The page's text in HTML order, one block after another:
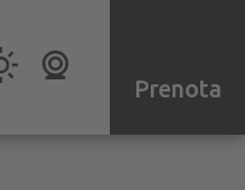
Prenota